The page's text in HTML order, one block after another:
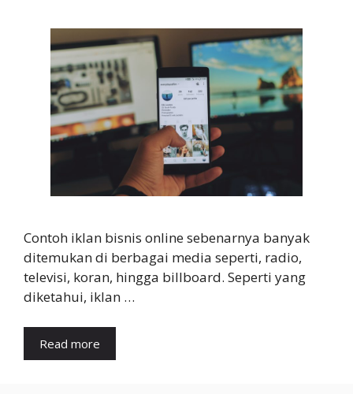
Contoh iklan bisnis online sebenarnya banyak
ditemukan di berbagai media seperti, radio,
televisi, koran, hingga billboard. Seperti yang
diketahui, iklan …
Read more